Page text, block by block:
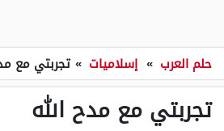
حلم العرب » إسلاميات » تجربتي مع
تجربتي مع مدح الله